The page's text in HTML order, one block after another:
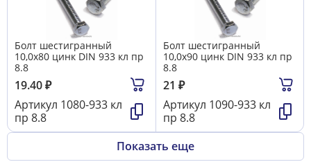
Болт шестигранный
10,0х80 цинк DIN 933 кл пр
8.8
19.40₽
Артикул 1080-933 кл
пр 8.8
Болт шестигранный
10,0х90 цинк DIN 933 кл пр
8.8
21 ₽
Артикул 1090-933 кл
пр 8.8
Показать еще